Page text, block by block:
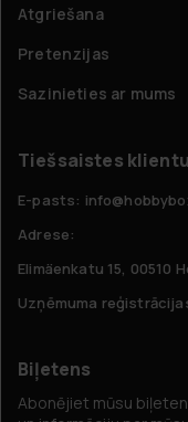
Atgriešana
Pretenzijas
Sazinieties ar mums
Tiešsaistes
E-pasts:
Adrese:
Elimäenkatu 15, 00510
Uzņēmuma
Biļetens
Abonējiet mūsu